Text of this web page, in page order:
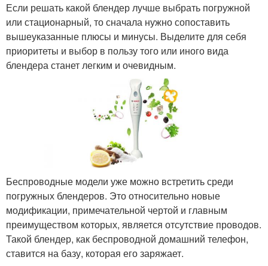
Если решать какой блендер лучше выбрать погружной
или стационарный, то сначала нужно сопоставить
вышеуказанные плюсы и минусы. Выделите для себя
приоритеты и выбор в пользу того или иного вида
блендера станет легким и очевидным.
Беспроводные модели уже можно встретить среди
погружных блендеров. Это относительно новые
модификации, примечательной чертой и главным
преимуществом которых, является отсутствие проводов.
Такой блендер, как беспроводной домашний телефон,
ставится на базу, которая его заряжает.